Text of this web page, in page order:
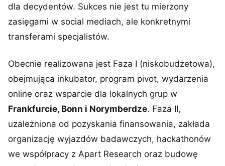
dla decydentów. Sukces nie jest tu mierzony
zasięgami w social mediach, ale konkretnymi
transferami specjalistów.
Obecnie realizowana jest Faza I (niskobudżetowa),
obejmująca inkubator, program pivot, wydarzenia
online oraz wsparcie dla lokalnych grup w
Frankfurcie, Bonn i Norymberdze. Faza II,
uzależniona od pozyskania finansowania, zakłada
organizację wyjazdów badawczych, hackathonów
we współpracy z Apart Research oraz budowę